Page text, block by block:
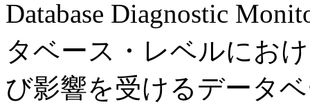
Database Diagnostic
タベース・レベルにお
び影響を受けるデータ